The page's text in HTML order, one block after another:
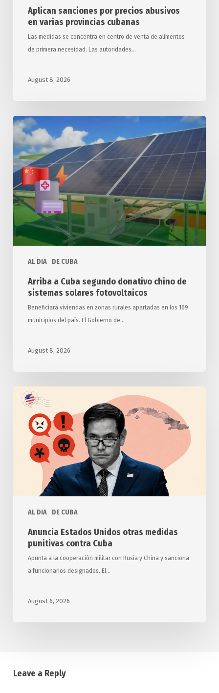
Aplican sanciones por precios abusivos
en varias provincias cubanas
Las medidas se concentra en centro de venta de alimentos
de primera necesidad. Las autoridades…
August 8, 2026
AL DIA DE CUBA
Arriba
Cuba
segundo
donativo
chino
de
sistemas
solares
fotovoltaicos
Arriba a Cuba segundo donativo chino de
sistemas solares fotovoltaicos
Beneficiará viviendas en zonas rurales apartadas en los 169
municipios del país. El Gobierno de…
August 8, 2026
AL DIA DE CUBA
Anuncia
Estados
Unidos
medidas
punitivas
Anuncia Estados Unidos otras medidas
punitivas contra Cuba
Apunta a la cooperación militar con Rusia y China y sanciona
a funcionarios designados. El…
August 6, 2026
Leave a Reply